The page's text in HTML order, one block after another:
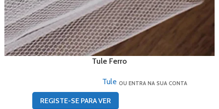
Tule Ferro
Tule
REGISTE-SE PARA VER
OU ENTRA NA SUA CONTA